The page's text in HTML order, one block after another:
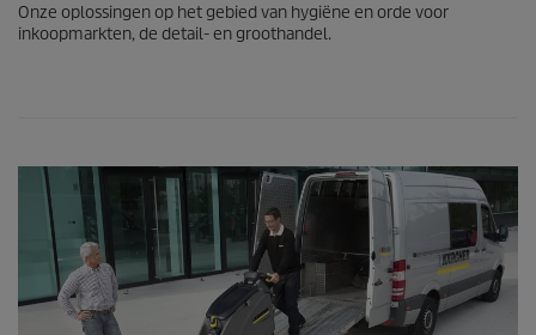
Onze oplossingen op het gebied van hygiëne en orde voor
inkoopmarkten, de detail- en groothandel.